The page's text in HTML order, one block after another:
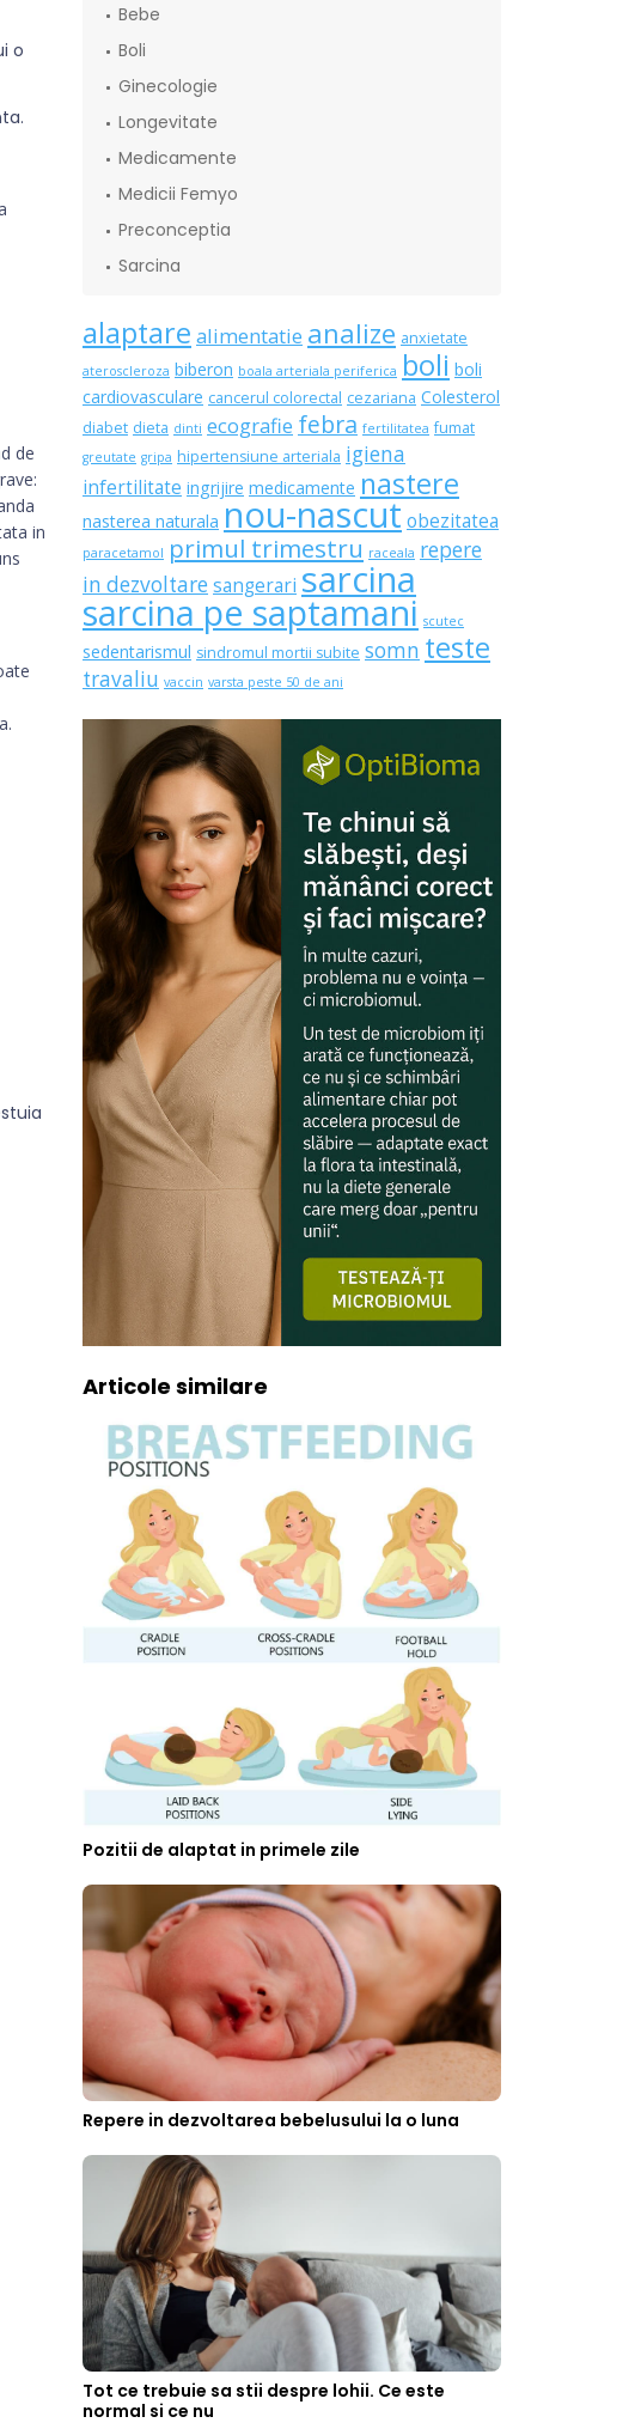
o
de
in
Bebe
Boli
Ginecologie
Longevitate
Medicamente
Medicii Femyo
Preconceptia
Sarcina
alaptare alimentatie analize anxietate
ateroscleroza biberon boala arteriala periferica boli boli
cardiovasculare cancerul colorectal cezariana Colesterol
diabet dieta dinti ecografie febra fertilitatea fumat
greutate gripa hipertensiune arteriala igiena
infertilitate ingrijire medicamente nastere
nasterea naturala nou-nascutobezitatea
paracetamol primul trimestru raceala repere
in dezvoltare sangerari sarcina
sarcina pe saptamani scutec
sedentarismul sindromul mortii subite somn teste
travaliu vaccin varsta peste 50 de ani
Articole similare
Pozitii de alaptat in primele zile
Repere in dezvoltarea bebelusului la o luna
Tot ce trebuie sa stii despre lohii. Ce este
normal si ce nu